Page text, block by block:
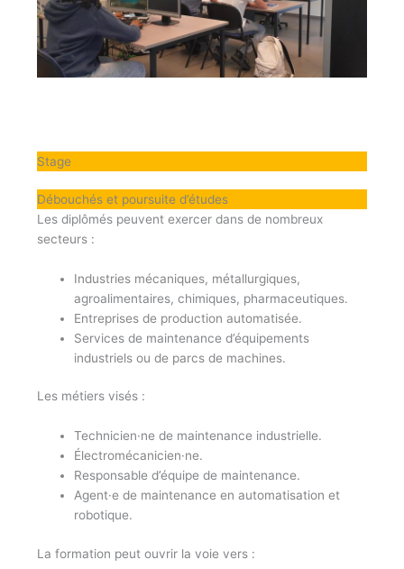
Stage
Débouchés et poursuite d’études
Les diplômés peuvent exercer dans de nombreux
secteurs :
Industries mécaniques, métallurgiques,
agroalimentaires, chimiques, pharmaceutiques.
Entreprises de production automatisée.
Services de maintenance d’équipements
industriels ou de parcs de machines.
Les métiers visés :
Technicien·ne de maintenance industrielle.
Électromécanicien·ne.
Responsable d’équipe de maintenance.
Agent·e de maintenance en automatisation et
robotique.
La formation peut ouvrir la voie vers :